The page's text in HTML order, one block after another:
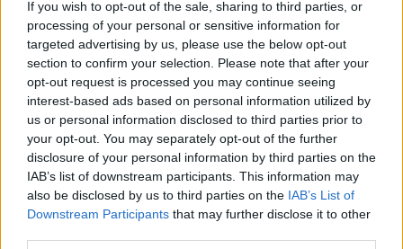
If you wish to opt-out of the sale, sharing to third parties, or
processing of your personal or sensitive information for
targeted advertising by us, please use the below opt-out
section to confirm your selection. Please note that after your
opt-out request is processed you may continue seeing
interest-based ads based on personal information utilized by
us or personal information disclosed to third parties prior to
your opt-out. You may separately opt-out of the further
disclosure of your personal information by third parties on the
IAB’s list of downstream participants. This information may
also be disclosed by us to third parties on the IAB’s List of
Downstream Participants that may further disclose it to other
του φόρουμ ή να δημιουργείς τα δικά σου θέματα,
θα πρέπει πρώτα να συνδεθείς στο παιχνίδι. Αν
δεν έχεις ήδη λογαριασμό παιχνιδιού, κάνε
εγγραφή. Ανυπομονούμε να σε καλωσορίσουμε
στην ομάδα μας στο φόρουμ!„ΣΤΟ ΠΑΙΧΝΙΔΙ!“
Κατάσταση θέματος: Δεν μπορείτε να υποβάλετε άλλες απαντήσεις.
-*thumbelina*-
Team Farmerama GR
Σας ετοιμάσαμε άλλη μια προσφορά πάρτι εισιτηρίων σε